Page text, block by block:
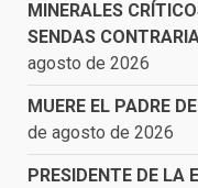
MINERALES
SENDAS
agosto de 2026
MUERE EL PADRE
de agosto de 2026
PRESIDENTE DE LA